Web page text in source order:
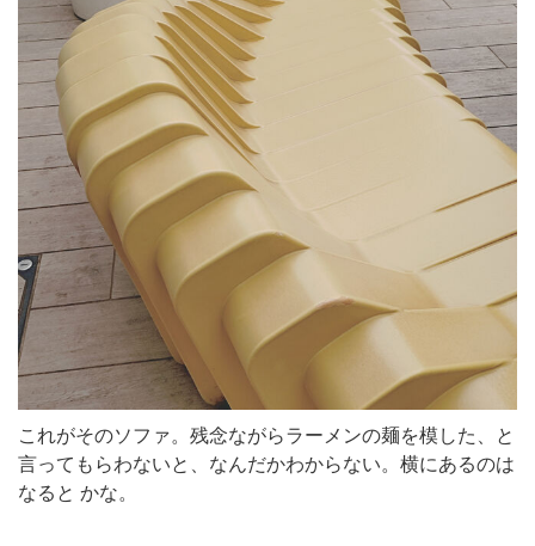
これがそのソファ。残念ながらラーメンの麺を模した、と
言ってもらわないと、なんだかわからない。横にあるのは
なると かな。